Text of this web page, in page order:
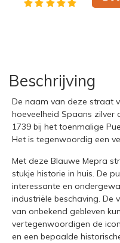
Beschrijving
De naam van deze straat
hoeveelheid Spaans
1739 bij het toenmalige
Het is tegenwoordig een
Met deze Blauwe Mepra
stukje historie in huis. De
interessante en
industriële beschaving. De
van onbekend gebleven
vertegenwoordigen de
en een bepaalde